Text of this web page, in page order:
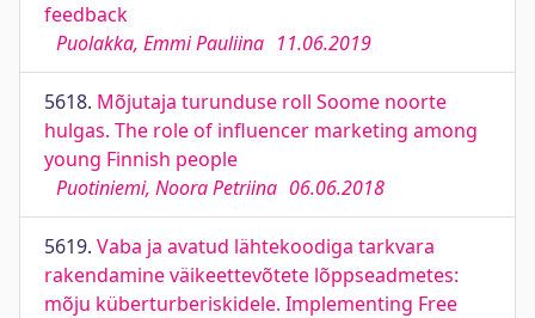
feedback
Puolakka, Emmi Pauliina 11.06.2019
5618. Mõjutaja turunduse roll Soome noorte
hulgas. The role of influencer marketing among
young Finnish people
Puotiniemi, Noora Petriina 06.06.2018
5619. Vaba ja avatud lähtekoodiga tarkvara
rakendamine väikeettevõtete lõppseadmetes:
mõju küberturberiskidele. Implementing Free